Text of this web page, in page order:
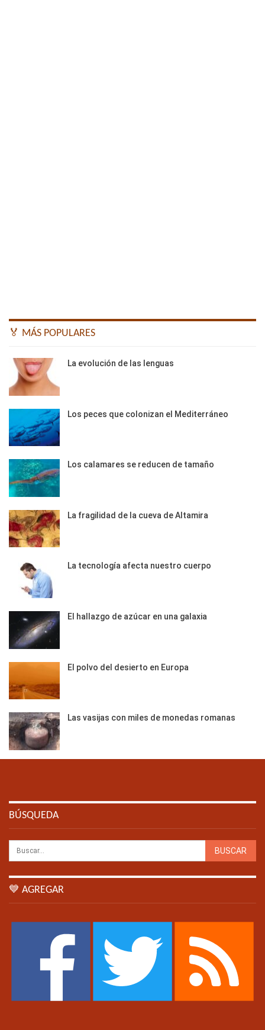
🏅 MÁS POPULARES
La evolución de las lenguas
Los peces que colonizan el Mediterráneo
Los calamares se reducen de tamaño
La fragilidad de la cueva de Altamira
La tecnología afecta nuestro cuerpo
El hallazgo de azúcar en una galaxia
El polvo del desierto en Europa
Las vasijas con miles de monedas romanas
BÚSQUEDA
💙 AGREGAR